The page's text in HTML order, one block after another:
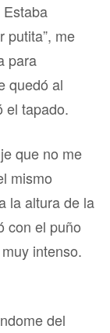
putita”, me
para
quedó al
el tapado.
que no me
mismo
la altura de la
con el puño
intenso.
del